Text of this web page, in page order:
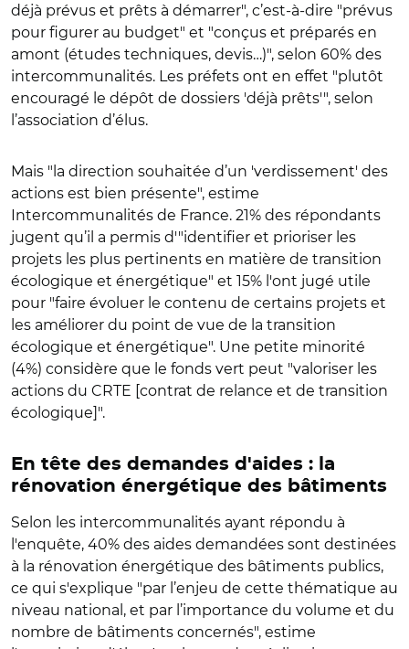
déjà prévus et prêts à démarrer", c’est-à-dire "prévus
pour figurer au budget" et "conçus et préparés en
amont (études techniques, devis…)", selon 60% des
intercommunalités. Les préfets ont en effet "plutôt
encouragé le dépôt de dossiers 'déjà prêts'", selon
l’association d’élus.
Mais "la direction souhaitée d’un 'verdissement' des
actions est bien présente", estime
Intercommunalités de France. 21% des répondants
jugent qu’il a permis d'"identifier et prioriser les
projets les plus pertinents en matière de transition
écologique et énergétique" et 15% l'ont jugé utile
pour "faire évoluer le contenu de certains projets et
les améliorer du point de vue de la transition
écologique et énergétique". Une petite minorité
(4%) considère que le fonds vert peut "valoriser les
actions du CRTE [contrat de relance et de transition
écologique]".
En tête des demandes d'aides : la
rénovation énergétique des bâtiments
Selon les intercommunalités ayant répondu à
l'enquête, 40% des aides demandées sont destinées
à la rénovation énergétique des bâtiments publics,
ce qui s'explique "par l’enjeu de cette thématique au
niveau national, et par l’importance du volume et du
nombre de bâtiments concernés", estime